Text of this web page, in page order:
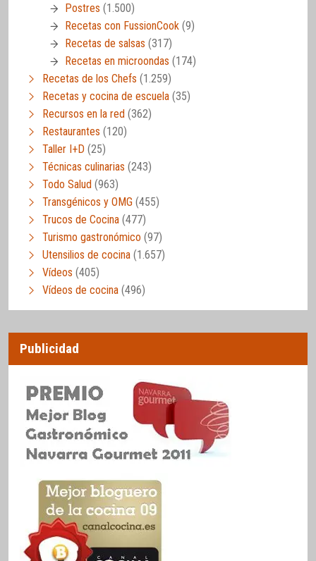
Postres (1.500)
Recetas con FussionCook (9)
Recetas de salsas (317)
Recetas en microondas (174)
Recetas de los Chefs (1.259)
Recetas y cocina de escuela (35)
Recursos en la red (362)
Restaurantes (120)
Taller I+D (25)
Técnicas culinarias (243)
Todo Salud (963)
Transgénicos y OMG (455)
Trucos de Cocina (477)
Turismo gastronómico (97)
Utensilios de cocina (1.657)
Vídeos (405)
Vídeos de cocina (496)
Publicidad